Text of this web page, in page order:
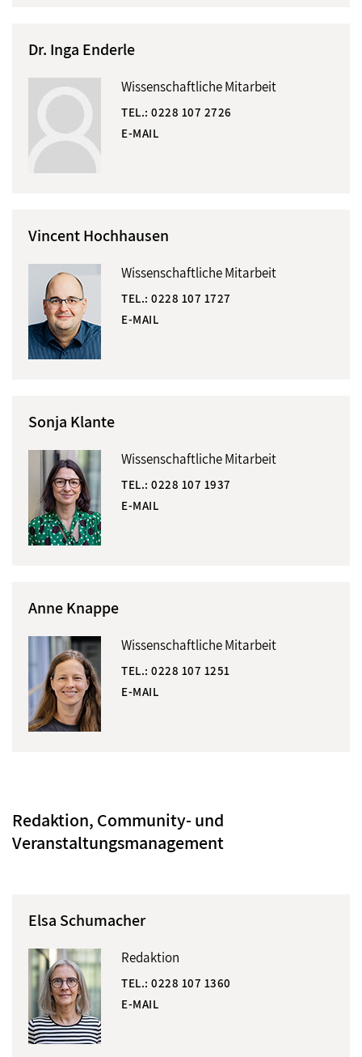
Dr. Inga Enderle
Wissenschaftliche Mitarbeit
TEL.: 0228 107 2726
E-MAIL
Vincent Hochhausen
Wissenschaftliche Mitarbeit
TEL.: 0228 107 1727
E-MAIL
Sonja Klante
Wissenschaftliche Mitarbeit
TEL.: 0228 107 1937
E-MAIL
Anne Knappe
Wissenschaftliche Mitarbeit
TEL.: 0228 107 1251
E-MAIL
Redaktion, Community- und
Veranstaltungsmanagement
Elsa Schumacher
Redaktion
TEL.: 0228 107 1360
E-MAIL